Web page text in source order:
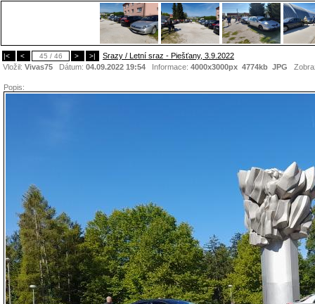
|< < 45 / 46 > >|
Srazy / Letní sraz - Piešťany, 3.9.2022
Vložil: Vivas75 Dátum: 04.09.2022 19:54 Informace: 4000x3000px 4774kb JPG
Popis: